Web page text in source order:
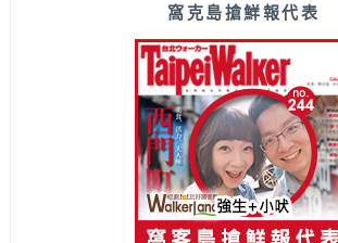
窩克島搶鮮報代表